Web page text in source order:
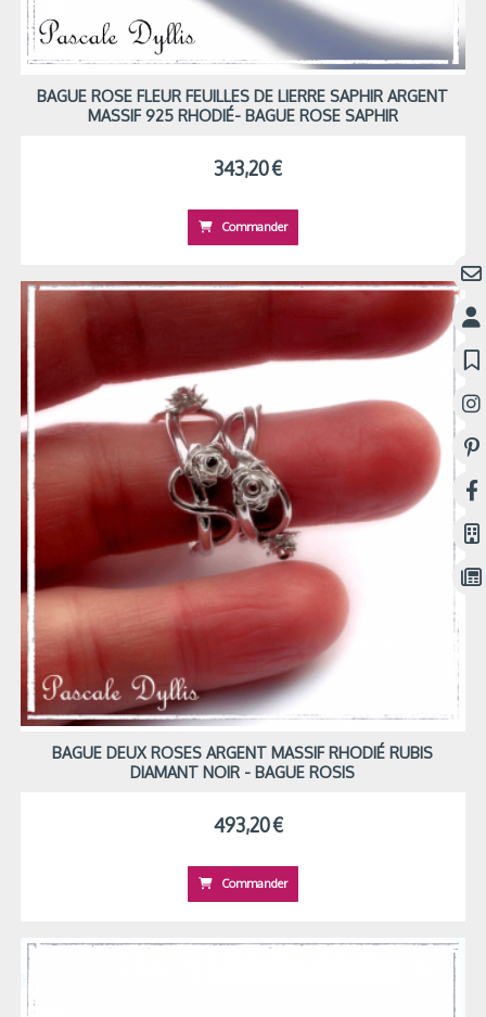
BAGUE ROSE FLEUR FEUILLES DE LIERRE SAPHIR ARGENT
MASSIF 925 RHODIÉ- BAGUE ROSE SAPHIR
343,20€
Commander
BAGUE DEUX ROSES ARGENT MASSIF RHODIÉ RUBIS
DIAMANT NOIR - BAGUE ROSIS
493,20€
Commander